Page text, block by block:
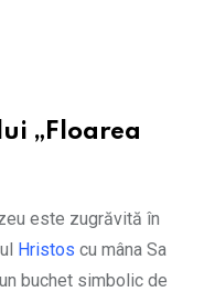
„Floarea
este zugrăvită în
Hristos cu mâna Sa
buchet simbolic de